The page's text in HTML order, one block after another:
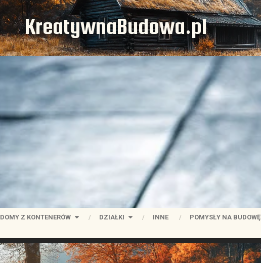
KreatywnaBudowa.pl
DOMY Z KONTENERÓW DZIAŁKI INNE POMYSŁY NA BUDOWĘ